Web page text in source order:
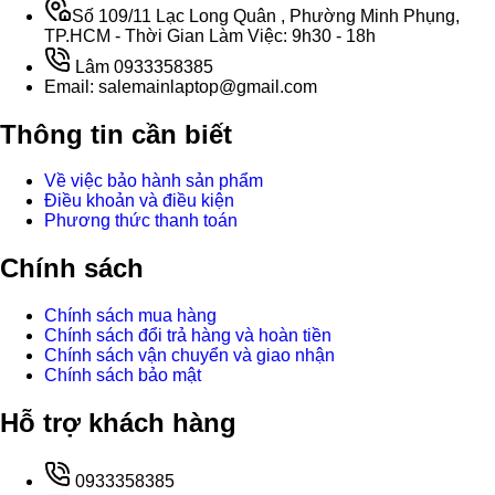
Số 109/11 Lạc Long Quân , Phường Minh Phụng,
TP.HCM - Thời Gian Làm Việc: 9h30 - 18h
Lâm 0933358385
Email: salemainlaptop@gmail.com
Thông tin cần biết
Về việc bảo hành sản phẩm
Điều khoản và điều kiện
Phương thức thanh toán
Chính sách
Chính sách mua hàng
Chính sách đổi trả hàng và hoàn tiền
Chính sách vận chuyển và giao nhận
Chính sách bảo mật
Hỗ trợ khách hàng
0933358385